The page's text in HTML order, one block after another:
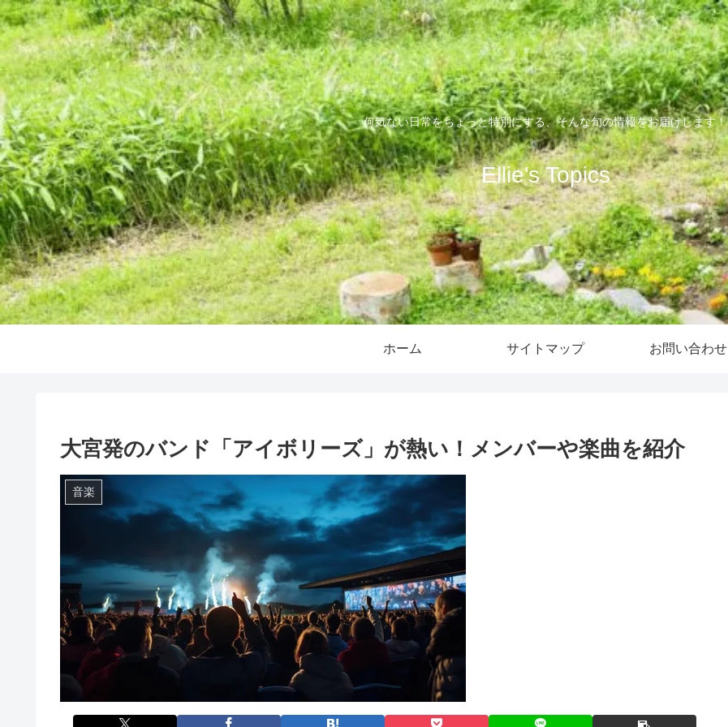
何気ない日常をちょっと特別にする、そんな旬の情報をお届けします！
Ellie's Topics
ホーム サイトマップ お問い合わせ
大宮発のバンド「アイボリーズ」が熱い！メンバーや楽曲を紹介
音楽